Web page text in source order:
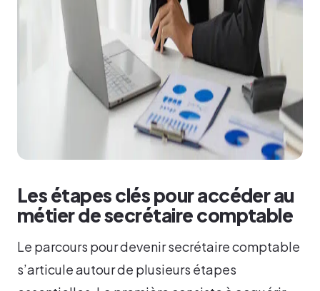
Les étapes clés pour accéder au
métier de secrétaire comptable
Le parcours pour devenir secrétaire comptable
s’articule autour de plusieurs étapes